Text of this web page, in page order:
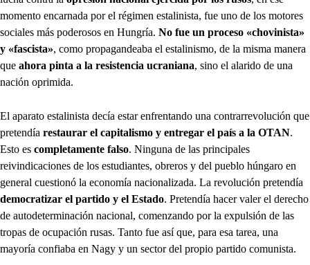
momento encarnada por el régimen estalinista, fue uno de los motores
sociales más poderosos en Hungría. No fue un proceso «chovinista»
y «fascista», como propagandeaba el estalinismo, de la misma manera
que ahora pinta a la resistencia ucraniana, sino el alarido de una
nación oprimida.
El aparato estalinista decía estar enfrentando una contrarrevolución que
pretendía restaurar el capitalismo y entregar el país a la OTAN.
Esto es completamente falso. Ninguna de las principales
reivindicaciones de los estudiantes, obreros y del pueblo húngaro en
general cuestionó la economía nacionalizada. La revolución pretendía
democratizar el partido y el Estado. Pretendía hacer valer el derecho
de autodeterminación nacional, comenzando por la expulsión de las
tropas de ocupación rusas. Tanto fue así que, para esa tarea, una
mayoría confiaba en Nagy y un sector del propio partido comunista.